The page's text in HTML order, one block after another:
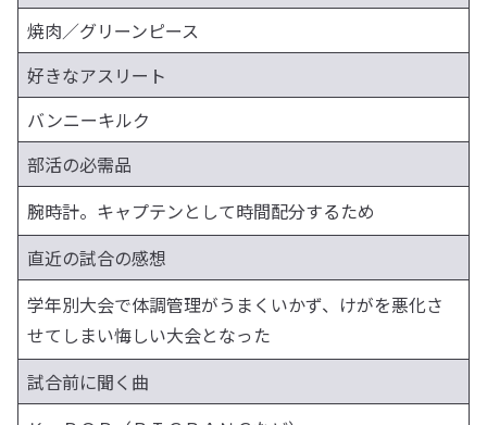
焼肉／グリーンピース
好きなアスリート
バンニーキルク
部活の必需品
腕時計。キャプテンとして時間配分するため
直近の試合の感想
学年別大会で体調管理がうまくいかず、けがを悪化さ
せてしまい悔しい大会となった
試合前に聞く曲